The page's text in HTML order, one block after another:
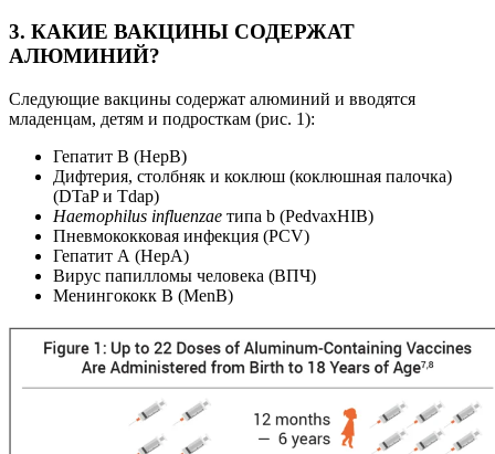
3. КАКИЕ ВАКЦИНЫ СОДЕРЖАТ
АЛЮМИНИЙ?
Следующие вакцины содержат алюминий и вводятся
младенцам, детям и подросткам (рис. 1):
Гепатит В (HepB)
Дифтерия, столбняк и коклюш (коклюшная палочка)
(DTaP и Tdap)
Haemophilus influenzae типа b (PedvaxHIB)
Пневмококковая инфекция (PCV)
Гепатит А (HepA)
Вирус папилломы человека (ВПЧ)
Менингококк B (MenB)